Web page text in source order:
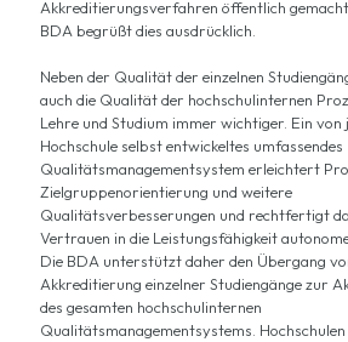
Akkreditierungsverfahren öffentlich
BDA begrüßt dies ausdrücklich.
Neben der Qualität der einzelnen
auch die Qualität der hochschulinternen
Lehre und Studium immer wichtiger. Ein von
Hochschule selbst entwickeltes umfassendes
Qualitätsmanagementsystem erleichtert
Zielgruppenorientierung und weitere
Qualitätsverbesserungen und rechtfertigt
Vertrauen in die Leistungsfähigkeit
Die BDA unterstützt daher den Übergang
Akkreditierung einzelner Studiengänge zur
des gesamten hochschulinternen
Qualitätsmanagementsystems.